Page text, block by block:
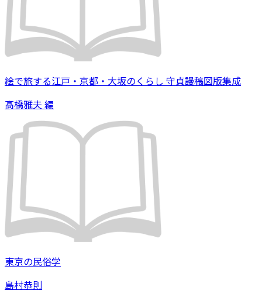
絵で旅する江戸・京都・大坂のくらし 守貞謾稿図版集成
髙橋雅夫 編
東京の民俗学
島村恭則